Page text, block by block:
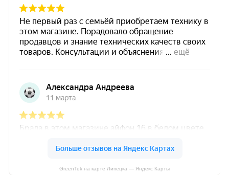
GreenTek на карте Липецка — Яндекс Карты